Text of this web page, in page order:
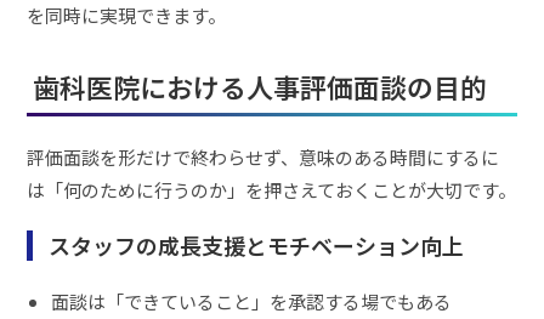
を同時に実現できます。
歯科医院における人事評価面談の目的
評価面談を形だけで終わらせず、意味のある時間にするに
は「何のために行うのか」を押さえておくことが大切です。
スタッフの成長支援とモチベーション向上
面談は「できていること」を承認する場でもある